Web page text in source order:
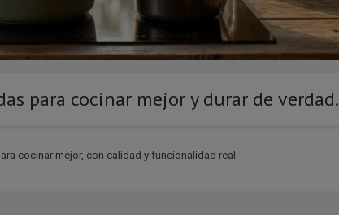
para cocinar mejor y durar de verdad.
cocinar mejor, con calidad y funcionalidad real.